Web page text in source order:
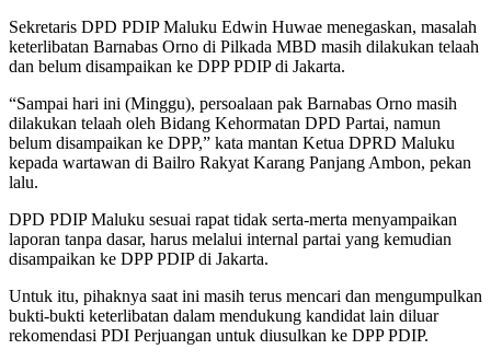
Sekretaris DPD PDIP Maluku Edwin Huwae menegaskan, masalah
keterlibatan Barnabas Orno di Pilkada MBD masih dilakukan telaah
dan belum disampaikan ke DPP PDIP di Jakarta.
“Sampai hari ini (Minggu), persoalaan pak Barnabas Orno masih
dilakukan telaah oleh Bidang Kehormatan DPD Partai, namun
belum disampaikan ke DPP,” kata mantan Ketua DPRD Maluku
kepada wartawan di Bailro Rakyat Karang Panjang Ambon, pekan
lalu.
DPD PDIP Maluku sesuai rapat tidak serta-merta menyampaikan
laporan tanpa dasar, harus melalui internal partai yang kemudian
disampaikan ke DPP PDIP di Jakarta.
Untuk itu, pihaknya saat ini masih terus mencari dan mengumpulkan
bukti-bukti keterlibatan dalam mendukung kandidat lain diluar
rekomendasi PDI Perjuangan untuk diusulkan ke DPP PDIP.